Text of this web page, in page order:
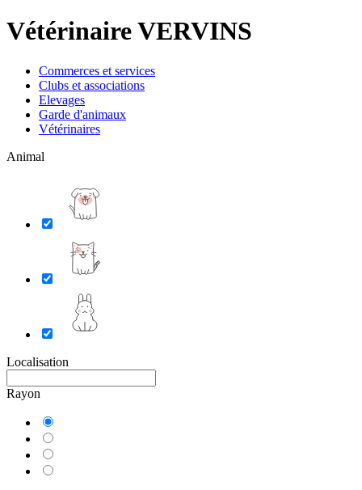
Vétérinaire VERVINS
Commerces et services
Clubs et associations
Elevages
Garde d'animaux
Vétérinaires
Animal
Localisation
Rayon